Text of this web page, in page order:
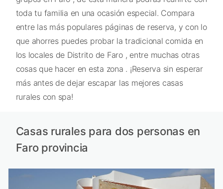
toda tu familia en una ocasión especial. Compara
entre las más populares páginas de reserva, y con lo
que ahorres puedes probar la tradicional comida en
los locales de Distrito de Faro , entre muchas otras
cosas que hacer en esta zona . ¡Reserva sin esperar
más antes de dejar escapar las mejores casas
rurales con spa!
Casas rurales para dos personas en
Faro provincia